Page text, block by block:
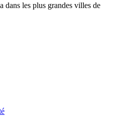
dans les plus grandes villes de